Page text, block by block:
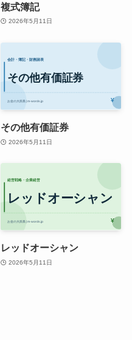
複式簿記
2026年5月11日
その他有価証券
2026年5月11日
レッドオーシャン
2026年5月11日